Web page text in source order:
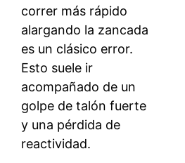
correr más rápido
alargando la zancada
es un clásico error.
Esto suele ir
acompañado de un
golpe de talón fuerte
y una pérdida de
reactividad.